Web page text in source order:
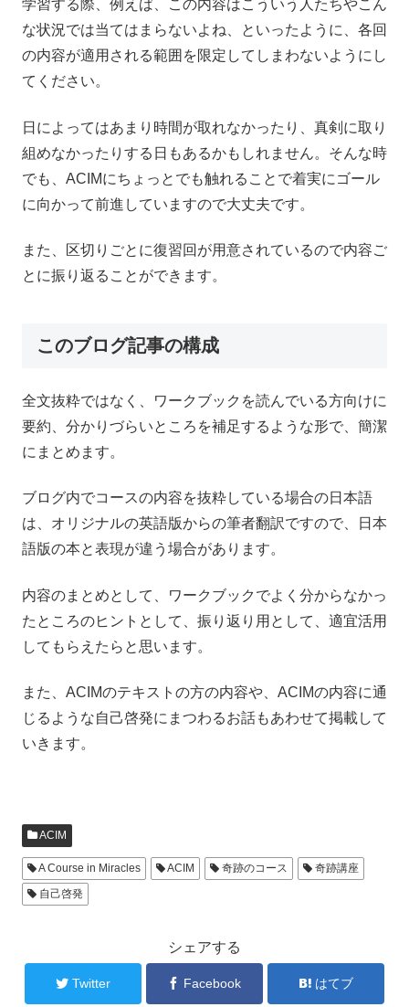
学習する際、例えば、この内容はこういう人たちやこん
な状況では当てはまらないよね、といったように、各回
の内容が適用される範囲を限定してしまわないようにし
てください。
日によってはあまり時間が取れなかったり、真剣に取り
組めなかったりする日もあるかもしれません。そんな時
でも、ACIMにちょっとでも触れることで着実にゴール
に向かって前進していますので大丈夫です。
また、区切りごとに復習回が用意されているので内容ご
とに振り返ることができます。
このブログ記事の構成
全文抜粋ではなく、ワークブックを読んでいる方向けに
要約、分かりづらいところを補足するような形で、簡潔
にまとめます。
ブログ内でコースの内容を抜粋している場合の日本語
は、オリジナルの英語版からの筆者翻訳ですので、日本
語版の本と表現が違う場合があります。
内容のまとめとして、ワークブックでよく分からなかっ
たところのヒントとして、振り返り用として、適宜活用
してもらえたらと思います。
また、ACIMのテキストの方の内容や、ACIMの内容に通
じるような自己啓発にまつわるお話もあわせて掲載して
いきます。
ACIM
A Course in Miracles ACIM 奇跡のコース
奇跡講座
自己啓発
シェアする
Twitter Facebook はてブ